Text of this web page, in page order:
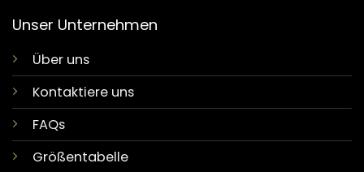
Unser Unternehmen
Über uns
Kontaktiere uns
FAQs
Größentabelle